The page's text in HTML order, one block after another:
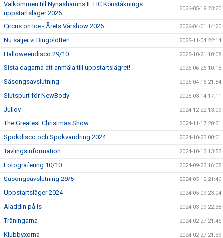
AVGIFTER
VÅRA TÄVLINGAR
LÄGER
MÄRKEN TÄVLINGSTEST TRÄNINGSGUIDE
Välkommen till Nynäshamns IF HC Konståknings
uppstartsläger 2026
2026-05-19 23:20
Circus on Ice - Årets Vårshow 2026 2026-04-01 14:20
Nu säljer vi Bingolotter! 2025-11-04 22:14
Halloweendisco 29/10 2025-10-21 10:08
Sista dagarna att anmäla till uppstartslägret! 2025-06-26 10:15
Säsongsavslutning 2025-04-16 21:54
Slutspurt för NewBody 2025-03-14 17:11
Jullov 2024-12-22 13:09
The Greatest Christmas Show 2024-11-17 20:31
Spökdisco och Spökvandring 2024 2024-10-23 00:01
Tävlingsinformation 2024-10-13 13:53
Fotografering 10/10 2024-09-23 16:05
Säsongsavslutning 28/5 2024-05-12 21:46
Uppstartsläger 2024 2024-05-09 23:04
Aladdin på is 2024-03-09 22:38
Träningarna 2024-02-27 21:45
Klubbyxorna 2024-02-27 21:39